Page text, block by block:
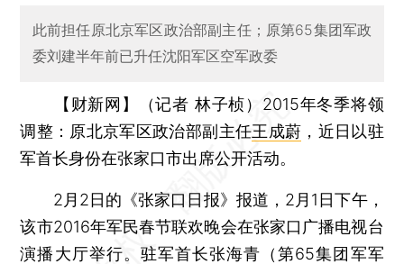
此前担任原北京军区政治部副主任；原第65集团军政
委刘建半年前已升任沈阳军区空军政委
【财新网】（记者 林子桢） 2015年冬季将领
调整：原北京军区政治部副主任王成蔚 ，近日以驻
军首长身份在张家口市出席公开活动。
2月2日的《张家口日报》报道，2月1日下午，
该市2016年军民春节联欢晚会在张家口广播电视台
演播大厅举行。驻军首长张海青（第65集团军军